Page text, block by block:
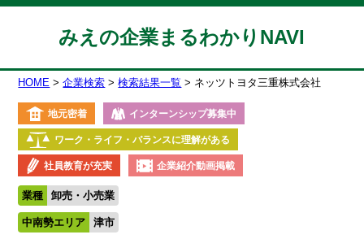
みえの企業まるわかりNAVI
HOME 企業検索 検索結果一覧 ネッツトヨタ三重株式会社
地元密着 インターンシップ募集中
ワーク・ライフ・バランスに理解がある
社員教育が充実 企業紹介動画掲載
業種 卸売・小売業
中南勢エリア 津市